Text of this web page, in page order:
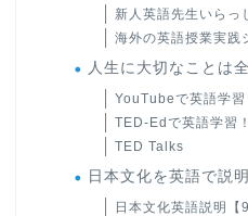
新人英語先生いらっ
海外の英語授業実践
人生に大切なことは
YouTubeで英語学習
TED-Edで英語学習！
TED Talks
日本文化を英語で説
日本文化英語説明【